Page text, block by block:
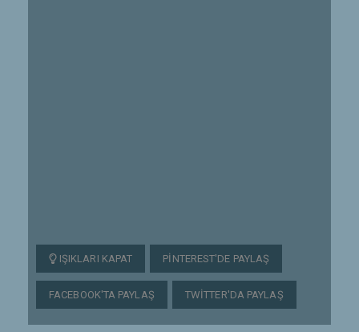
IŞIKLARI KAPAT PINTEREST'DE PAYLAŞ
FACEBOOK'TA PAYLAŞ TWITTER'DA PAYLAŞ